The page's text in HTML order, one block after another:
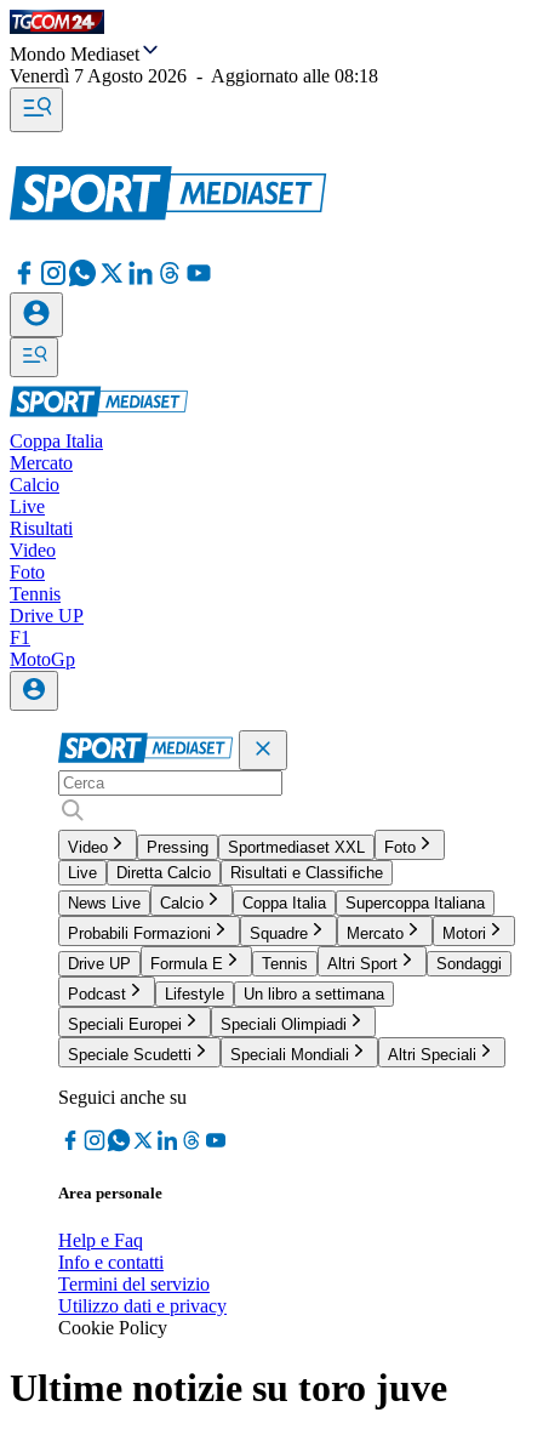
Mondo Mediaset
Venerdì 7 Agosto 2026 - Aggiornato alle 08:18
Coppa Italia
Mercato
Calcio
Live
Risultati
Video
Foto
Tennis
Drive UP
F1
MotoGp
Video Pressing Sportmediaset XXL
Foto
Live
Diretta Calcio
Risultati e Classifiche
News Live
Calcio Coppa Italia
Supercoppa Italiana
Probabili Formazioni
Squadre Mercato
Motori
Drive UP
Formula E Tennis Altri Sport
Sondaggi
Podcast
Lifestyle
Un libro a settimana
Speciali Europei
Speciali Olimpiadi
Speciale Scudetti
Speciali Mondiali Altri Speciali
Seguici anche su
Area personale
Help e Faq
Info e contatti
Termini del servizio
Utilizzo dati e privacy
Cookie Policy
Ultime notizie su toro juve